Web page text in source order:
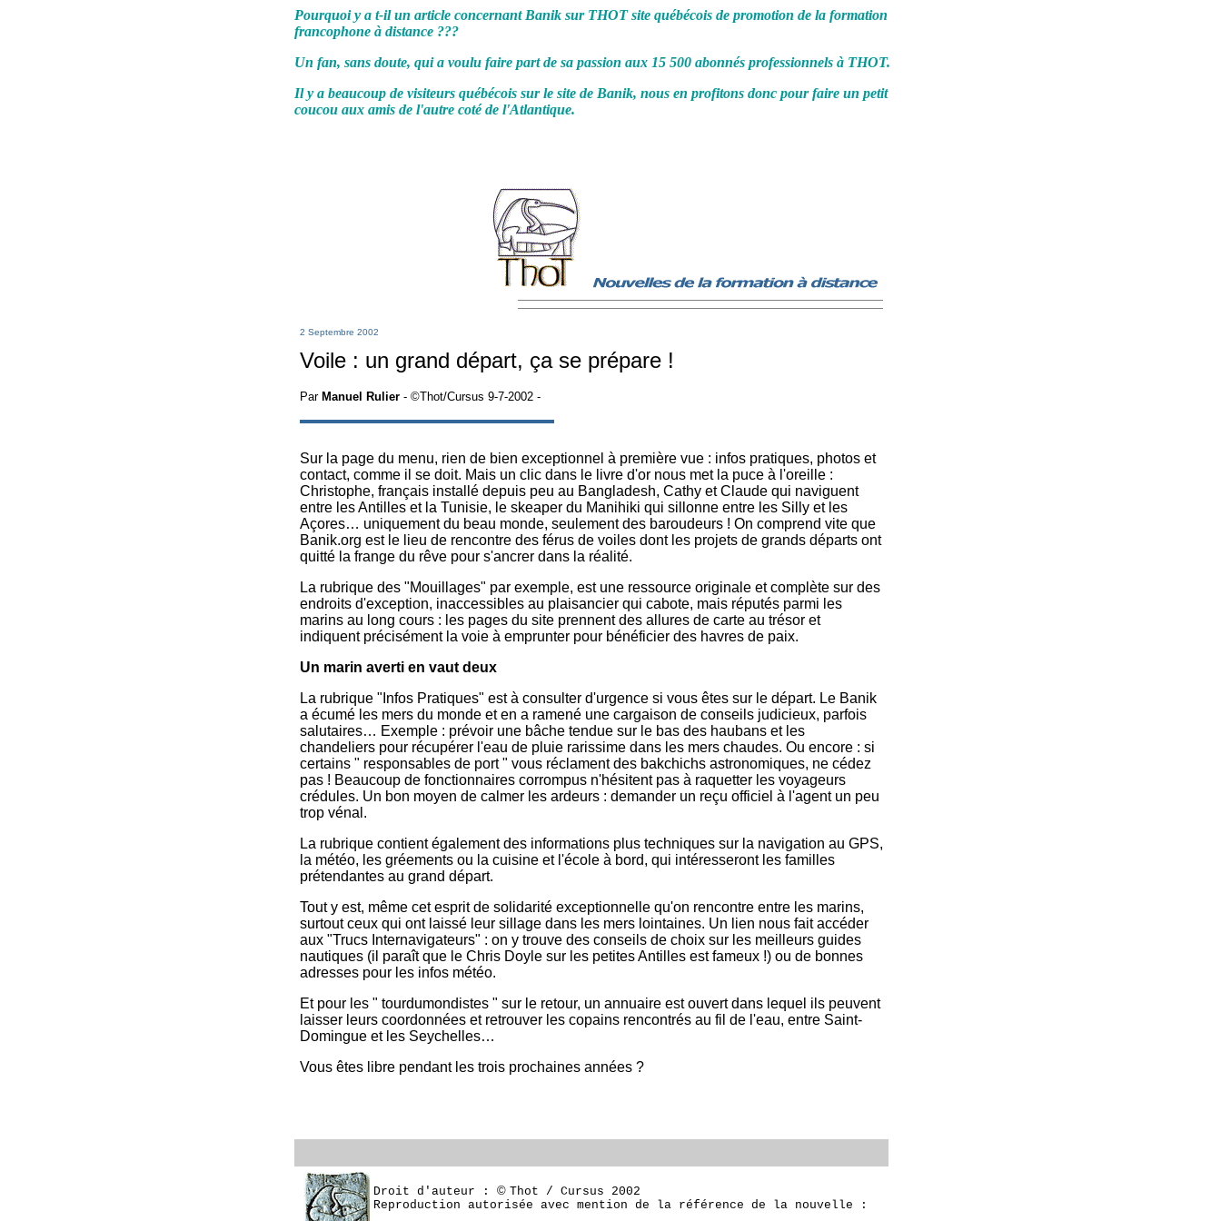
Pourquoi y a t-il un article concernant Banik sur THOTsite québécois de promotion de la formation
francophone à distance ???
Un fan, sans doute, qui a voulu faire part de sa passion aux 15 500 abonnés professionnels à THOT.
Il y a beaucoup de visiteurs québécois sur le site de Banik, nous en profitons donc pour faire un petit
coucou aux amis de l'autre coté de l'Atlantique.
2 Septembre 2002
Voile : un grand départ, ça se prépare !
Par Manuel Rulier - ©Thot/Cursus 9-7-2002 -
Sur la page du menu, rien de bien exceptionnel à première vue : infos pratiques, photos et
contact, comme il se doit. Mais un clic dans le livre d'or nous met la puce à l'oreille :
Christophe, français installé depuis peu au Bangladesh, Cathy et Claude qui naviguent
entre les Antilles et la Tunisie, le skeaper du Manihiki qui sillonne entre les Silly et les
Açores… uniquement du beau monde, seulement des baroudeurs ! On comprend vite que
Banik.org est le lieu de rencontre des férus de voiles dont les projets de grands départs ont
quitté la frange du rêve pour s'ancrer dans la réalité.
La rubrique des "Mouillages" par exemple, est une ressource originale et complète sur des
endroits d'exception, inaccessibles au plaisancier qui cabote, mais réputés parmi les
marins au long cours : les pages du site prennent des allures de carte au trésor et
indiquent précisément la voie à emprunter pour bénéficier des havres de paix.
Un marin averti en vaut deux
La rubrique "Infos Pratiques" est à consulter d'urgence si vous êtes sur le départ. Le Banik
a écumé les mers du monde et en a ramené une cargaison de conseils judicieux, parfois
salutaires… Exemple : prévoir une bâche tendue sur le bas des haubans et les
chandeliers pour récupérer l'eau de pluie rarissime dans les mers chaudes. Ou encore : si
certains " responsables de port " vous réclament des bakchichs astronomiques, ne cédez
pas ! Beaucoup de fonctionnaires corrompus n'hésitent pas à raquetter les voyageurs
crédules. Un bon moyen de calmer les ardeurs : demander un reçu officiel à l'agent un peu
trop vénal.
La rubrique contient également des informations plus techniques sur la navigation au GPS,
la météo, les gréements ou la cuisine et l'école à bord, qui intéresseront les familles
prétendantes au grand départ.
Tout y est, même cet esprit de solidarité exceptionnelle qu'on rencontre entre les marins,
surtout ceux qui ont laissé leur sillage dans les mers lointaines. Un lien nous fait accéder
aux "Trucs Internavigateurs" : on y trouve des conseils de choix sur les meilleurs guides
nautiques (il paraît que le Chris Doyle sur les petites Antilles est fameux !) ou de bonnes
adresses pour les infos météo.
Et pour les " tourdumondistes " sur le retour, un annuaire est ouvert dans lequel ils peuvent
laisser leurs coordonnées et retrouver les copains rencontrés au fil de l'eau, entre Saint-
Domingue et les Seychelles…
Vous êtes libre pendant les trois prochaines années ?
Droit d'auteur : © Thot / Cursus 2002
Reproduction autorisée avec mention de la référence de la nouvelle :